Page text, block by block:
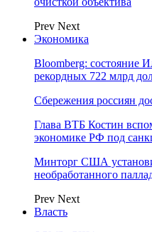
Prev Next
Экономика
Bloomberg: состояние
рекордных 722 млрд
Сбережения россиян
Глава ВТБ Костин
экономике РФ под
Минторг США
необработанного
Prev Next
Власть